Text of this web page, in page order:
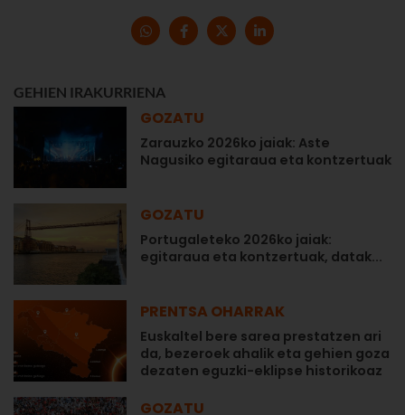
GEHIEN IRAKURRIENA
GOZATU
Zarauzko 2026ko jaiak: Aste
Nagusiko egitaraua eta kontzertuak
GOZATU
Portugaleteko 2026ko jaiak:
egitaraua eta kontzertuak, datak...
PRENTSA OHARRAK
Euskaltel bere sarea prestatzen ari
da, bezeroek ahalik eta gehien goza
dezaten eguzki-eklipse historikoaz
GOZATU